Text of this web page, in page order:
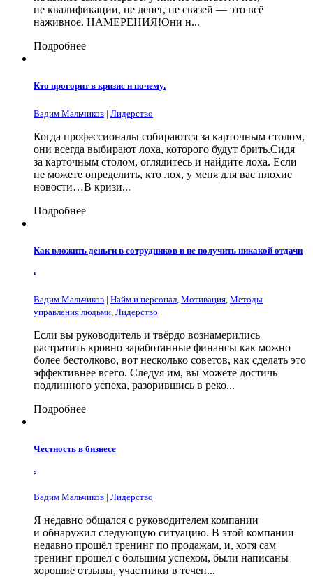
не квалификации, не денег, не связей — это всё
наживное. НАМЕРЕНИЯ!Они н...
Подробнее
Кто прогорит в кризис и почему.
Вадим Мальчиков | Лидерство
Когда профессионалы собираются за карточным столом,
они всегда выбирают лоха, которого будут брить.Сидя
за карточным столом, оглядитесь и найдите лоха. Если
не можете определить, кто лох, у меня для вас плохие
новости…В кризи...
Подробнее
Как вложить деньги в сотрудников и не получить никакой отдачи
.
Вадим Мальчиков | Найм и персонал Мотивация Методы
управления людьми Лидерство
Если вы руководитель и твёрдо вознамерились
растратить кровно заработанные финансы как можно
более бестолково, вот несколько советов, как сделать это
эффективнее всего. Следуя им, вы можете достичь
подлинного успеха, разорившись в реко...
Подробнее
Честность в бизнесе
.
Вадим Мальчиков | Лидерство
Я недавно общался с руководителем компании
и обнаружил следующую ситуацию. В этой компании
недавно прошёл тренинг по продажам, и, хотя сам
тренинг прошел с большим успехом, были написаны
хорошие отзывы, участники в течен...